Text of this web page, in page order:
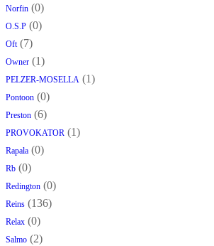
Norfin (0)
O.S.P (0)
Oft (7)
Owner (1)
PELZER-MOSELLA (1)
Pontoon (0)
Preston (6)
PROVOKATOR (1)
Rapala (0)
Rb (0)
Redington (0)
Reins (136)
Relax (0)
Salmo (2)